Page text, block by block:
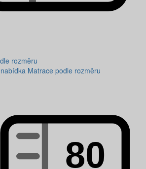
rozměru
Matrace podle rozměru